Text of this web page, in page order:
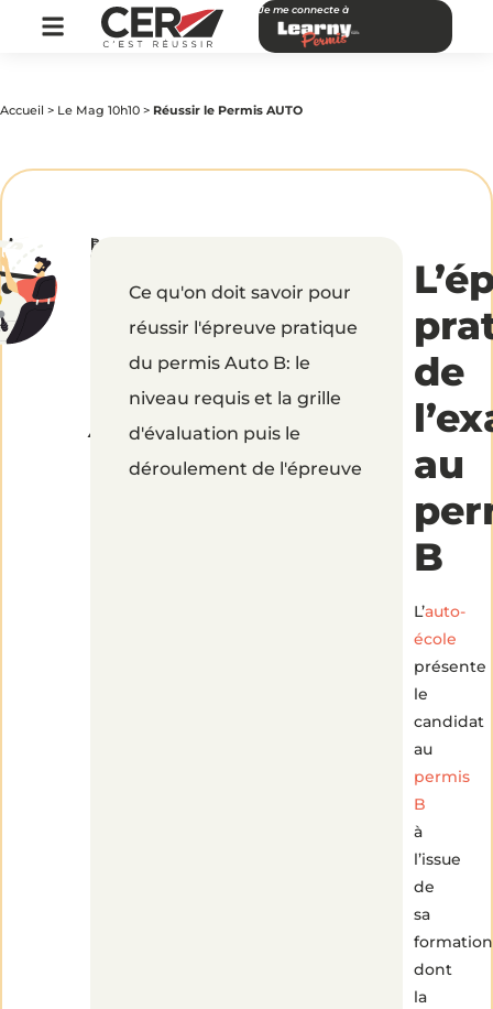
Je me connecte à
Accueil > Le Mag 10h10 > Réussir le Permis AUTO
Réussir
le
Permis
AUTO
par
CER
|Publié
le
Ce qu'on doit savoir pour
réussir l'épreuve pratique
du permis Auto B: le
niveau requis et la grille
d'évaluation puis le
déroulement de l'épreuve
de
au
B
L’auto-
école
présente
le
candidat
au
permis
B
à
l’issue
de
sa
formation
dont
la